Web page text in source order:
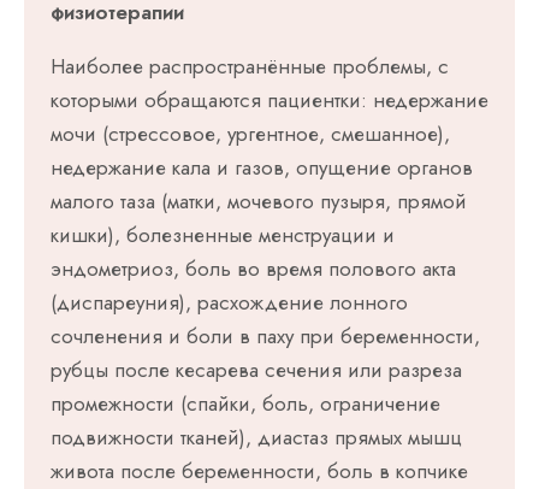
физиотерапии
Наиболее распространённые проблемы, с
которыми обращаются пациентки: недержание
мочи (стрессовое, ургентное, смешанное),
недержание кала и газов, опущение органов
малого таза (матки, мочевого пузыря, прямой
кишки), болезненные менструации и
эндометриоз, боль во время полового акта
(диспареуния), расхождение лонного
сочленения и боли в паху при беременности,
рубцы после кесарева сечения или разреза
промежности (спайки, боль, ограничение
подвижности тканей), диастаз прямых мышц
живота после беременности, боль в копчике